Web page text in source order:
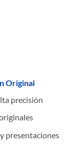
Original
precisión
presentaciones